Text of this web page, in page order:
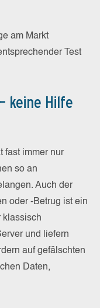
am Markt
Test
keine Hilfe
fast immer nur
so an
Auch der
oder -Betrug ist ein
klassisch
und liefern
auf gefälschten
Daten,